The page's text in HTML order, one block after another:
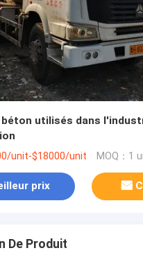
utilisés dans
unit-$18000/unit MOQ：1
prix
De Produit